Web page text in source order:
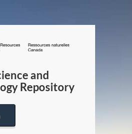
/
Canada
and
Repository